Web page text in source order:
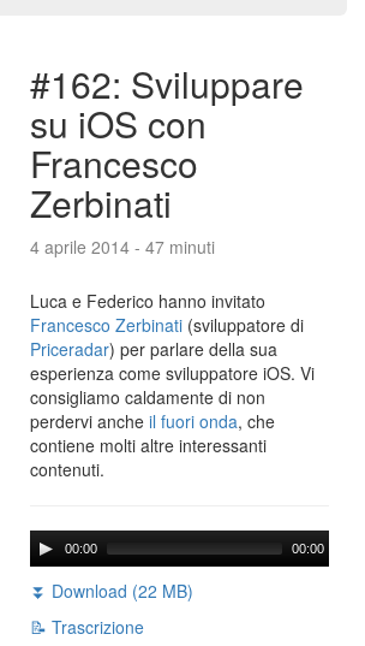
#162: Sviluppare
su iOS con
Francesco
Zerbinati
4 aprile 2014 - 47 minuti
Luca e Federico hanno invitato
Francesco Zerbinati (sviluppatore di
Priceradar) per parlare della sua
esperienza come sviluppatore iOS. Vi
consigliamo caldamente di non
perdervi ancheil fuori onda, che
contiene molti altre interessanti
contenuti.
00:00 00:00
⏬ Download (22 MB)
📝 Trascrizione